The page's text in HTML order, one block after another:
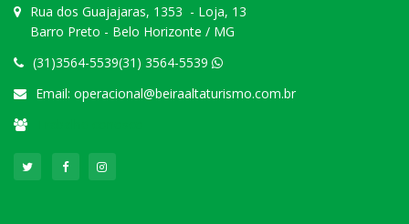
Rua dos Guajajaras, 1353 - Loja, 13
Barro Preto - Belo Horizonte / MG
(31)3564-5539(31) 3564-5539
Email: operacional@beiraaltaturismo.com.br